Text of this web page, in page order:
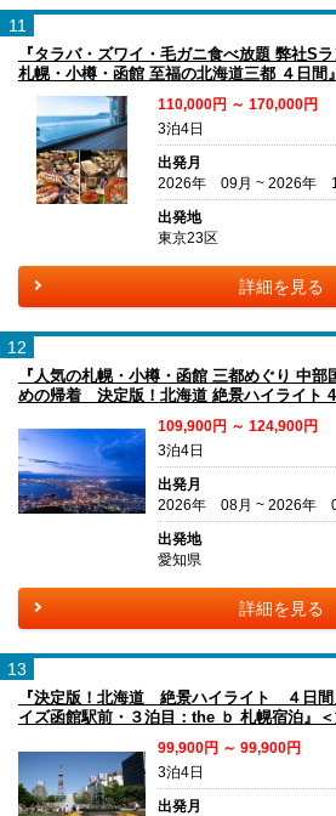
11
『タラバ・ズワイ・毛ガニ食べ放題 弊社S
札幌・小樽・函館 至福の北海道三都 ４日間
110,000円 ～ 170,000円
3泊4日
出発月
2026年 09月 ~ 2026年
出発地
東京23区
詳細を見る
12
『人気の札幌・小樽・函館 三都めぐり 中
めの帰着 決定版！北海道 絶景ハイライト 4
109,900円 ～ 124,900円
3泊4日
出発月
2026年 08月 ~ 2026年
出発地
愛知県
詳細を見る
13
『決定版！北海道 絶景ハイライト ４日間
イズ函館駅前・３泊目：the ｂ 札幌宿泊』＜
99,900円 ～ 99,900円
3泊4日
出発月